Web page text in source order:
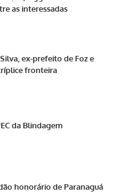
as interessadas
ex-prefeito de Foz e
fronteira
da Blindagem
honorário de Paranaguá